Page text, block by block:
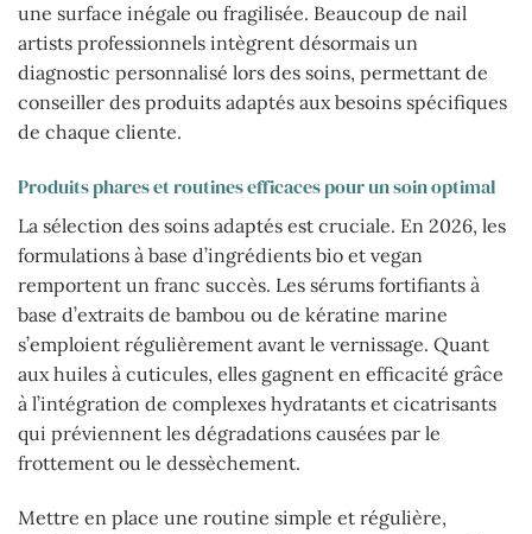
une surface inégale ou fragilisée. Beaucoup de nail
artists professionnels intègrent désormais un
diagnostic personnalisé lors des soins, permettant de
conseiller des produits adaptés aux besoins spécifiques
de chaque cliente.
Produits phares et routines efficaces pour un soin optimal
La sélection des soins adaptés est cruciale. En 2026, les
formulations à base d’ingrédients bio et vegan
remportent un franc succès. Les sérums fortifiants à
base d’extraits de bambou ou de kératine marine
s’emploient régulièrement avant le vernissage. Quant
aux huiles à cuticules, elles gagnent en efficacité grâce
à l’intégration de complexes hydratants et cicatrisants
qui préviennent les dégradations causées par le
frottement ou le dessèchement.
Mettre en place une routine simple et régulière,